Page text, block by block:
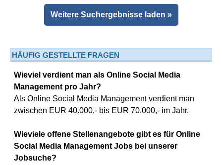
Weitere Suchergebnisse laden »
HÄUFIG GESTELLTE FRAGEN
Wieviel verdient man als Online Social Media
Management pro Jahr?
Als Online Social Media Management verdient man
zwischen EUR 40.000,- bis EUR 70.000,- im Jahr.
Wieviele offene Stellenangebote gibt es für Online
Social Media Management Jobs bei unserer
Jobsuche?